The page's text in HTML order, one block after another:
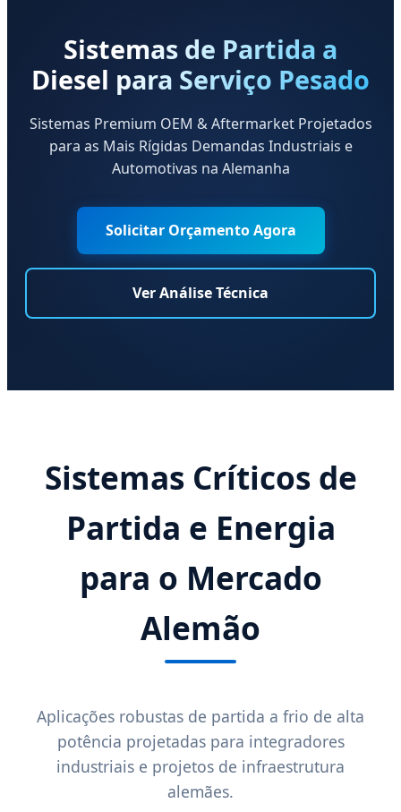
Sistemas de Partida a
Diesel para Serviço Pesado
Sistemas Premium OEM & Aftermarket Projetados
para as Mais Rígidas Demandas Industriais e
Automotivas na Alemanha
Solicitar Orçamento Agora
Ver Análise Técnica
Sistemas Críticos de
Partida e Energia
para o Mercado
Alemão
Aplicações robustas de partida a frio de alta
potência projetadas para integradores
industriais e projetos de infraestrutura
alemães.